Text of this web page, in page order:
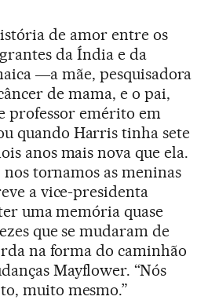
de amor entre os
da Índia e da
―a mãe, pesquisadora
de mama, e o pai,
professor emérito em
quando Harris tinha sete
anos mais nova que ela.
tornamos as meninas
a vice-presidenta
uma memória quase
que se mudaram de
na forma do caminhão
Mayflower. “Nós
muito mesmo.”